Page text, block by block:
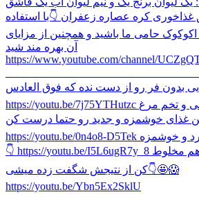
کره عصاره زعفران 👇با استفاده
اکوکوک حامی ما باشید و همچنین از مزایای
آن بهره مند شید
https://www.youtube.com/channel/
بدون فر رو از دست نده که فوق العادس! 👇
https://youtu.be/7j75YTHutzc اگه فقط سیب زمینی و تخم مرغ
غذای خوشمزه و جدید رو حتما درست کن👇
https://youtu.be/0n4o8-D5Tek راز کلم رستورانی ترد و خوشمزه 😋
👇 https://youtu.be/I5L6ugR7y_8 سیر و تخم مرغ رو با هم مخلوط
کن از نتیجش شگفت زده میشی👇🤩😱
https://youtu.be/Ybn5Ex2SklU